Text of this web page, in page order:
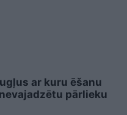
ar kuru ēšanu
pārlieku